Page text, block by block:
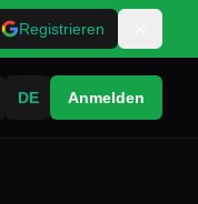
Registrieren
DE Anmelden